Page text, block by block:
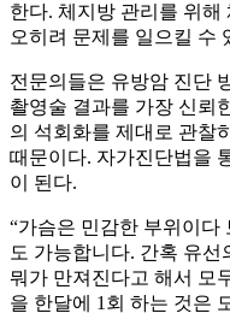
한다. 체지방 관리를 위
오히려 문제를 일으킬 수
전문의들은 유방암 진단
촬영술 결과를 가장 신뢰
의 석회화를 제대로 관찰
때문이다. 자가진단법을
이 된다.
“가슴은 민감한 부위이다
도 가능합니다. 간혹 유선
뭐가 만져진다고 해서 모
을 한달에 1회 하는 것은